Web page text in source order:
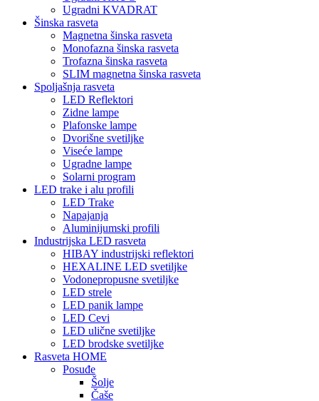
Ugradni KVADRAT
Šinska rasveta
Magnetna šinska rasveta
Monofazna šinska rasveta
Trofazna šinska rasveta
SLIM magnetna šinska rasveta
Spoljašnja rasveta
LED Reflektori
Zidne lampe
Plafonske lampe
Dvorišne svetiljke
Viseće lampe
Ugradne lampe
Solarni program
LED trake i alu profili
LED Trake
Napajanja
Aluminijumski profili
Industrijska LED rasveta
HIBAY industrijski reflektori
HEXALINE LED svetiljke
Vodonepropusne svetiljke
LED strele
LED panik lampe
LED Cevi
LED ulične svetiljke
LED brodske svetiljke
Rasveta HOME
Posuđe
Šolje
Čaše